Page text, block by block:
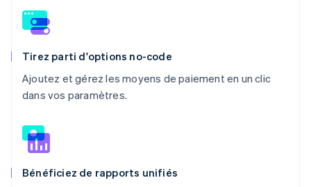
Tirez parti d'options no-code
Ajoutez et gérez les moyens de paiement en un clic
dans vos paramètres.
Bénéficiez de rapports unifiés